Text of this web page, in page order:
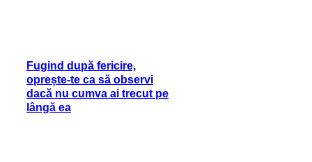
Fugind după fericire,
oprește-te ca să observi
dacă nu cumva ai trecut pe
lângă ea